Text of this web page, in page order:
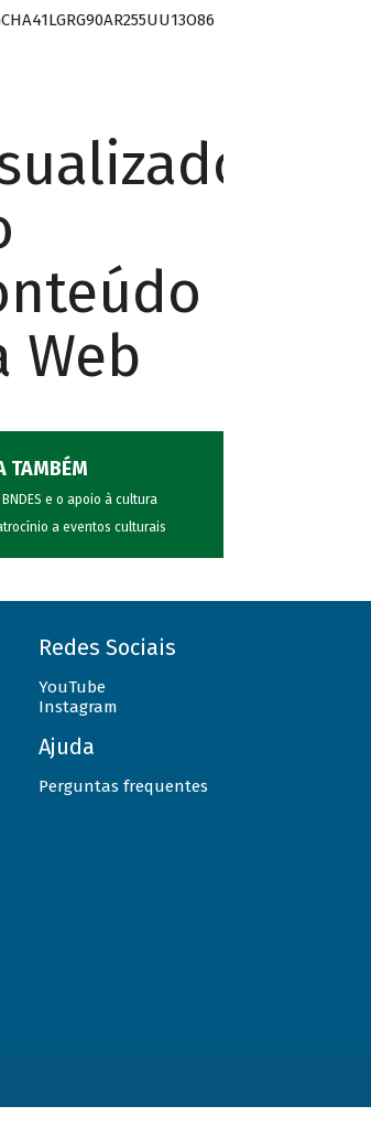
Web
TAMBÉM
BNDES e o apoio à cultura
a eventos culturais
Redes Sociais
YouTube
Instagram
Ajuda
Perguntas frequentes